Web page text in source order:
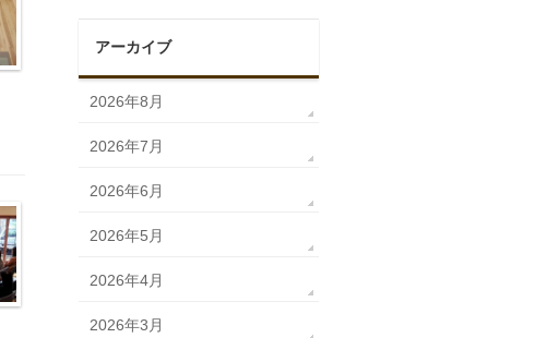
アーカイブ
2026年8月
2026年7月
2026年6月
2026年5月
2026年4月
2026年3月